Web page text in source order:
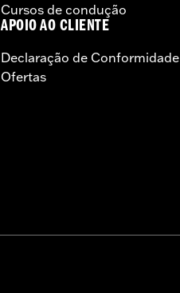
Cursos de condução
APOIO AO CLIENTE
Declaração de Conformidade
Ofertas